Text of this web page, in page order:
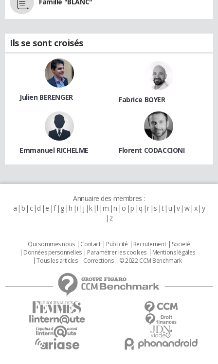
Ils se sont croisés
Julien BERENGER Fabrice BOYER
Emmanuel RICHELME Florent CODACCIONI
Annuaire des membres :
a b c d e f g h i j k l m n o p q r s t u v w x y
z
Qui sommes nous Contact Publicité Recrutement
Societé
Données personnelles
Paramétrer les cookies
Mentions légales
Tous les articles
Corrections © 2022 CCM Benchmark